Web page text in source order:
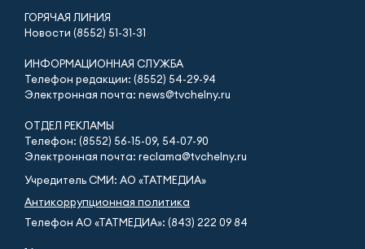
ГОРЯЧАЯ ЛИНИЯ
Новости (8552) 51-31-31
ИНФОРМАЦИОННАЯ СЛУЖБА
Телефон редакции: (8552) 54-29-94
Электронная почта: news@tvchelny.ru
ОТДЕЛ РЕКЛАМЫ
Телефон: (8552) 56-15-09, 54-07-90
Электронная почта: reclama@tvchelny.ru
Учредитель СМИ: АО «ТАТМЕДИА»
Антикоррупционная политика
Телефон АО «ТАТМЕДИА»: (843) 222 09 84